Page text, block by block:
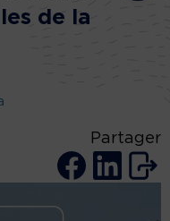
de la
Partager